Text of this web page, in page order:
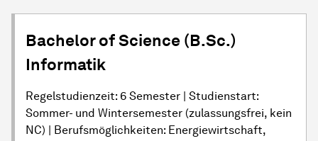
Bachelor of Science (B.Sc.)
Informatik
Regelstudienzeit: 6 Semester | Studienstart:
Sommer- und Wintersemester (zulassungsfrei, kein
NC) | Berufsmöglichkeiten: Energiewirtschaft,